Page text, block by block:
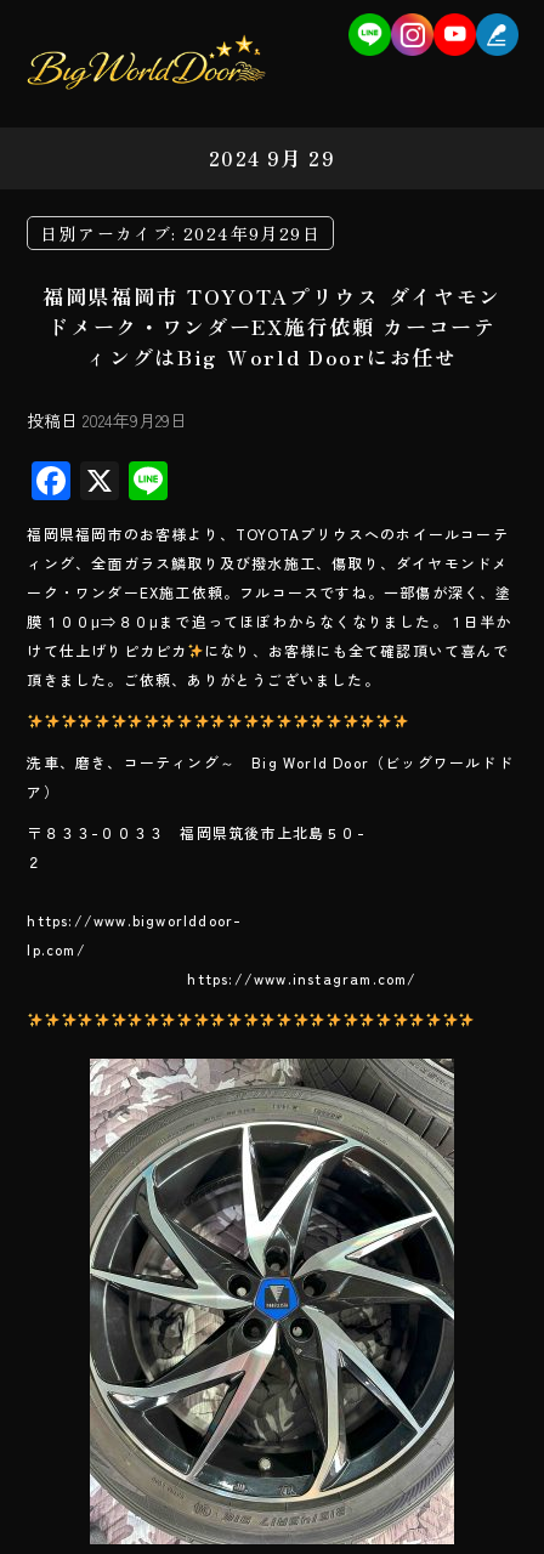
2024 9月 29
日別アーカイブ: 2024年9月29日
福岡県福岡市 TOYOTAプリウス ダイヤモン
ドメーク・ワンダーEX施行依頼 カーコーテ
ィングはBig World Doorにお任せ
投稿日 2024年9月29日
F
ac
e
b
o
ok
X
ne
福岡県福岡市のお客様より、TOYOTAプリウスへのホイールコーテ
ィング、全面ガラス鱗取り及び撥水施工、傷取り、ダイヤモンドメ
ーク・ワンダーEX施工依頼。フルコースですね。一部傷が深く、塗
膜１００μ⇒８０μまで追ってほぼわからなくなりました。１日半か
けて仕上げりピカピカ
になり、お客様にも全て確認頂いて喜んで
頂きました。ご依頼、ありがとうございました。
洗車、磨き、コーティング～ Big World Door（ビッグワールドド
ア）
〒８３３-００３３ 福岡県筑後市上北島５０-
２
https://www.bigworlddoor-
lp.com/
https://www.instagram.com/